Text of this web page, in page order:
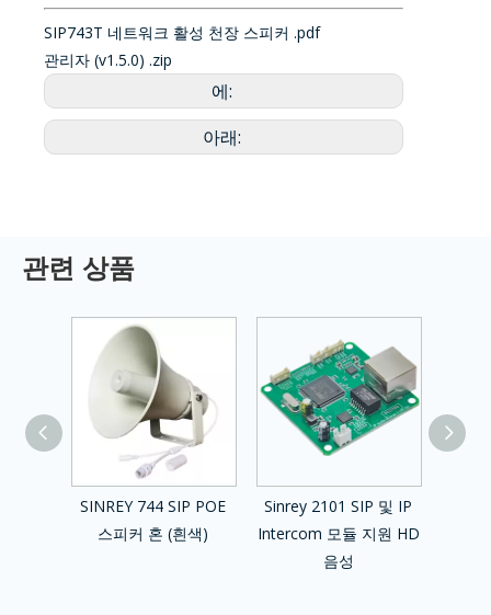
SIP743T 네트워크 활성 천장 스피커 .pdf
관리자 (v1.5.0) .zip
에:
아래:
관련 상품
SINREY 744 SIP POE
스피커 혼 (흰색)
Sinrey 2101 SIP 및 IP
Intercom 모듈 지원 HD
음성